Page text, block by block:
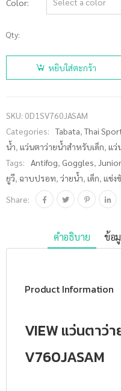
Color
Qty:
จำนวน
VIEW
แว่นตาว่าย
ชิ้น
หยิบใส่ตะกร้า
SKU: 0D1SV760JASAM
Categories:
Tabata,Thai
น้ำ, แว่นตาว่ายน้ำสำหรับเด็ก, แว่
Tags:
Antifog, Goggles, Junior
ยูวี, ฉาบปรอท, ว่ายน้ำ, เด็ก, แข่ง
Share:
คำอธิบาย ข้อ
Product Information
VIEW แว่นตาว่
V760JASAM